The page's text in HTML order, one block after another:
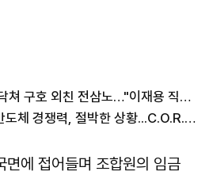
집주인도 없는데 들이닥쳐 구호 외친 전삼노…"이재용 직접 파업 해결해야"
전영현 삼성 부회장 "반도체 경쟁력, 절박한 상황...C.O.R.E 문화로 위상 되찾자"
면에 접어들며 조합원의 임금